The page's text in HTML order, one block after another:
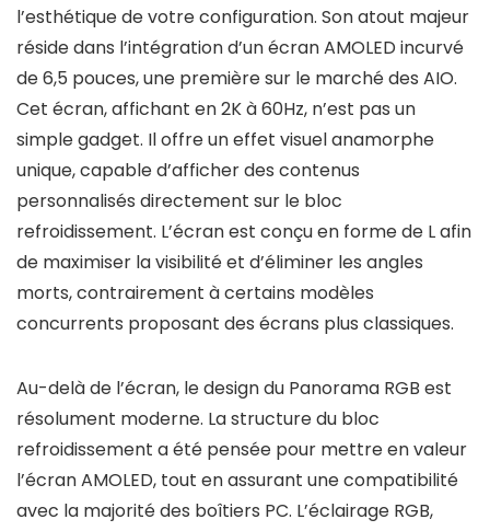
l’esthétique de votre configuration. Son atout majeur
réside dans l’intégration d’un écran AMOLED incurvé
de 6,5 pouces, une première sur le marché des AIO.
Cet écran, affichant en 2K à 60Hz, n’est pas un
simple gadget. Il offre un effet visuel anamorphe
unique, capable d’afficher des contenus
personnalisés directement sur le bloc
refroidissement. L’écran est conçu en forme de L afin
de maximiser la visibilité et d’éliminer les angles
morts, contrairement à certains modèles
concurrents proposant des écrans plus classiques.
Au-delà de l’écran, le design du Panorama RGB est
résolument moderne. La structure du bloc
refroidissement a été pensée pour mettre en valeur
l’écran AMOLED, tout en assurant une compatibilité
avec la majorité des boîtiers PC. L’éclairage RGB,